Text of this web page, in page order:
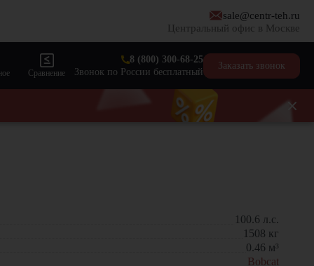
sale@centr-teh.ru
Центральный офис в Москве
Сравнение
8 (800) 300-68-25
Звонок по России бесплатный
Заказать звонок
100.6 л.с.
1508 кг
0.46 м³
Bobcat